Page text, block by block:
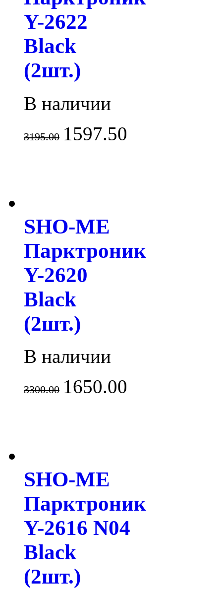
Y-2622
Black
(2шт.)
В наличии
3195.00 1597.50
SHO-ME
Парктроник
Y-2620
Black
(2шт.)
В наличии
3300.00 1650.00
SHO-ME
Парктроник
Y-2616 N04
Black
(2шт.)